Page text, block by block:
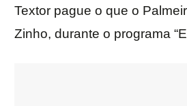
Textor pague o que o
Zinho, durante o programa